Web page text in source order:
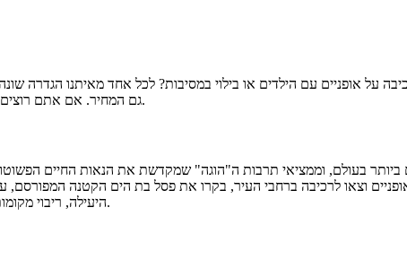
על אופניים עם הילדים או בילוי במסיבות? לכל אחד מאיתנו הגדרה
גם המחיר. אם אתם רוצים לטוס בתקופה הקרובה ומחפשים רעיונות ליעד הבא, סימנו עבורכם כמה יעדים שיענו על הציפיות שלכם.
ביותר בעולם, וממציאי תרבות ה"הוגה" שמקדשת את הנאות החיים
וצאו לרכיבה ברחבי העיר, בקרו את פסל בת הים הקטנה המפורסם,
היעילה, ריבוי מקומות הבילוי והתושבים הידידותיים, הופכים את קופנהגן ליעד המושלם למי שרוצה לטוס לבד בתקופת החורף.